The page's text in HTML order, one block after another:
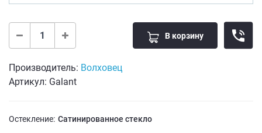
В корзину
Производитель: Волховец
Артикул: Galant
Остекление: Сатинированное стекло